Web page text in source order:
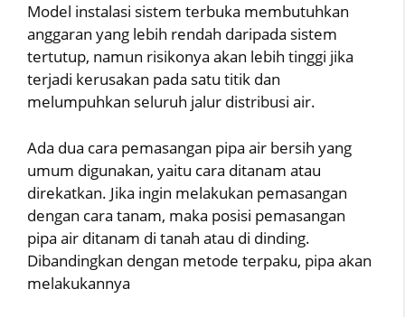
Model instalasi sistem terbuka membutuhkan
anggaran yang lebih rendah daripada sistem
tertutup, namun risikonya akan lebih tinggi jika
terjadi kerusakan pada satu titik dan
melumpuhkan seluruh jalur distribusi air.
Ada dua cara pemasangan pipa air bersih yang
umum digunakan, yaitu cara ditanam atau
direkatkan. Jika ingin melakukan pemasangan
dengan cara tanam, maka posisi pemasangan
pipa air ditanam di tanah atau di dinding.
Dibandingkan dengan metode terpaku, pipa akan
melakukannya